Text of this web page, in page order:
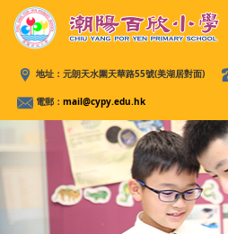
地址： 元朗天水圍天華路55號(美湖居對面)
電郵： mail@cypy.edu.hk